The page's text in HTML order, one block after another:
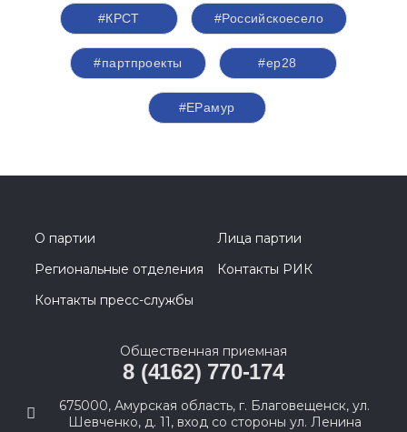
#КРСТ #Российскоесело
#партпроекты #ер28
#ЕРамур
О партии
Лица партии
Региональные отделения
Контакты РИК
Контакты пресс-службы
Общественная приемная
8 (4162) 770-174
675000, Амурская область, г. Благовещенск, ул.
Шевченко, д. 11, вход со стороны ул. Ленина